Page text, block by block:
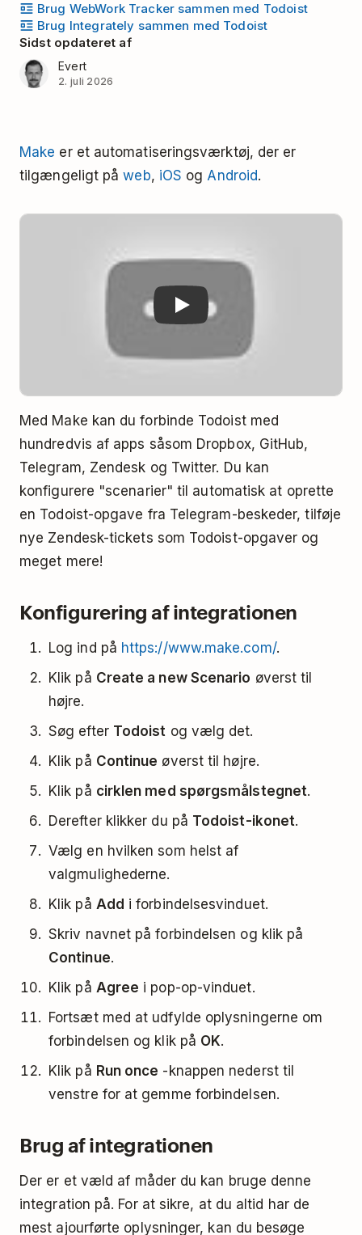
Brug WebWork Tracker sammen med Todoist
Brug Integrately sammen med Todoist
Sidst opdateret af
Evert
2. juli 2026
Make er et automatiseringsværktøj, der er
tilgængeligt påweb, iOS og Android.
Play
Med Make kan du forbinde Todoist med
hundredvis af apps såsom Dropbox, GitHub,
Telegram, Zendesk og Twitter. Du kan
konfigurere "scenarier" til automatisk at oprette
en Todoist-opgave fra Telegram-beskeder, tilføje
nye Zendesk-tickets som Todoist-opgaver og
meget mere!
Konfigurering af integrationen
Log ind på https://www.make.com/.
Klik på Create a new Scenario øverst til
højre.
Søg efter Todoist og vælg det.
Klik på Continue øverst til højre.
Klik på cirklen med spørgsmålstegnet.
Derefter klikker du på Todoist-ikonet.
Vælg en hvilken som helst af
valgmulighederne.
Klik på Add i forbindelsesvinduet.
Skriv navnet på forbindelsen og klik på
Continue.
Klik på Agree i pop-op-vinduet.
Fortsæt med at udfylde oplysningerne om
forbindelsen og klik på OK.
Klik på Run once -knappen nederst til
venstre for at gemme forbindelsen.
Brug af integrationen
Der er et væld af måder du kan bruge denne
integration på. For at sikre, at du altid har de
mest ajourførte oplysninger, kan du besøge